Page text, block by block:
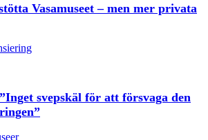
Vasamuseet – men mer privata
svepskäl för att försvaga den